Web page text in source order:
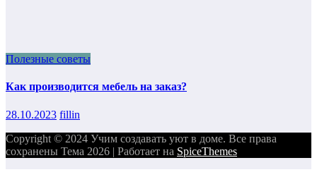
Полезные советы
Как производится мебель на заказ?
28.10.2023 fillin
Copyright © 2024 Учим создавать уют в доме. Все права
сохранены Тема 2026 | Работает на SpiceThemes